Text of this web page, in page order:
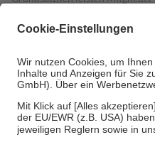
Diese Regeln gelten
Um das Engagement der
• Kindern und Jugendlichen
• Untersuchungen zur
• empfohlenen Schutzimpfungen
• Harn- und Blutteststreifen